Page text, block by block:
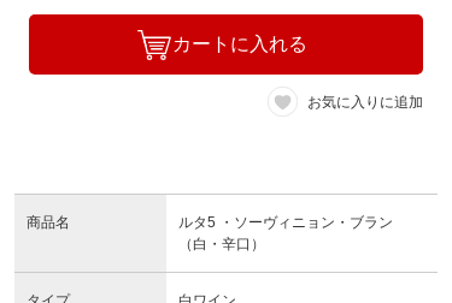
カートに入れる
お気に入りに追加
商品名
ルタ5 ・ソーヴィニョン・ブラン
（白・辛口）